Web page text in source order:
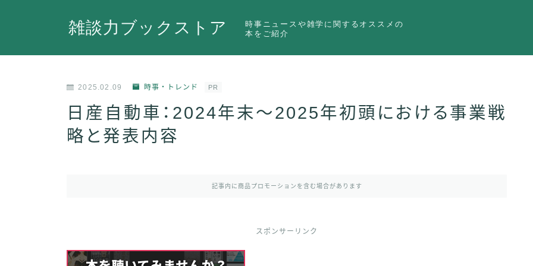
雑談力ブックストア
時事ニュースや雑学に関するオススメの
本をご紹介
2025.02.09 時事・トレンド PR
日産自動車：2024年末〜2025年初頭における事業戦
略と発表内容
記事内に商品プロモーションを含む場合があります
スポンサーリンク